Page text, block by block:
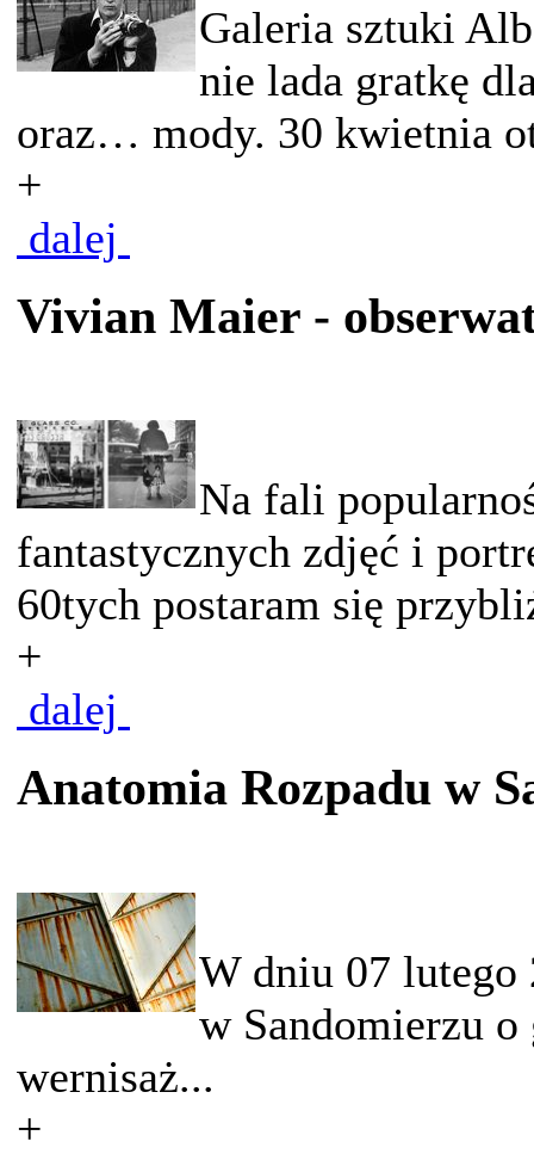
Galeria sztuki
nie lada gratkę
oraz… mody. 30 kwietnia
+
dalej
Vivian Maier -
Na fali
fantastycznych zdjęć i
60tych postaram się
+
dalej
Anatomia Rozpadu w
W dniu 07 lutego
w Sandomierzu o
wernisaż...
+